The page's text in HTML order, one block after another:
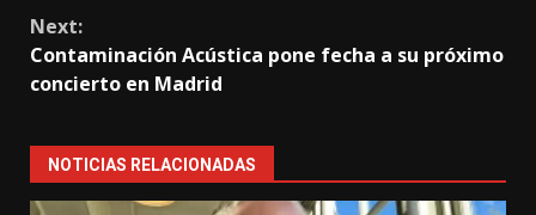
Next:
Contaminación Acústica pone fecha a su próximo
concierto en Madrid
NOTICIAS RELACIONADAS